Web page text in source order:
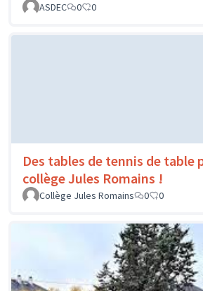
ASDEC
0 0
Des tables de tennis de table
collège Jules Romains !
Collège Jules Romains
0 0